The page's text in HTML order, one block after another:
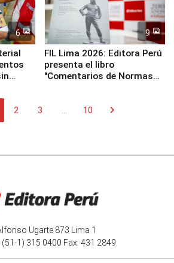
6 9
FIL Lima 2026: Editora Perú
presenta el libro
"Comentarios de Normas
2 3 10 chevron_right
Ugarte 873 Lima 1
1) 315 0400 Fax: 431 2849